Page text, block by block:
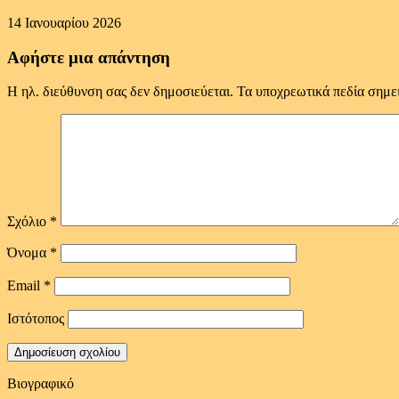
14 Ιανουαρίου 2026
Αφήστε μια απάντηση
Η ηλ. διεύθυνση σας δεν δημοσιεύεται. Τα υποχρεωτικά πεδία
Σχόλιο *
Όνομα *
Email *
Ιστότοπος
Βιογραφικό